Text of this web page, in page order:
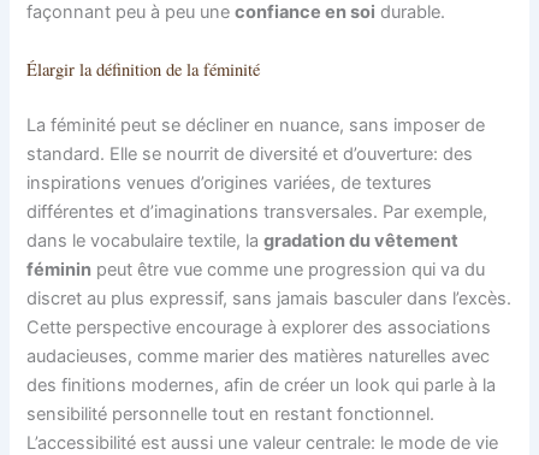
façonnant peu à peu uneconfiance en soi durable.
Élargir la définition de la féminité
La féminité peut se décliner en nuance, sans imposer de
standard. Elle se nourrit de diversité et d’ouverture: des
inspirations venues d’origines variées, de textures
différentes et d’imaginations transversales. Par exemple,
dans le vocabulaire textile, lagradation du vêtement
féminin peut être vue comme une progression qui va du
discret au plus expressif, sans jamais basculer dans l’excès.
Cette perspective encourage à explorer des associations
audacieuses, comme marier des matières naturelles avec
des finitions modernes, afin de créer un look qui parle à la
sensibilité personnelle tout en restant fonctionnel.
L’accessibilité est aussi une valeur centrale: le mode de vie